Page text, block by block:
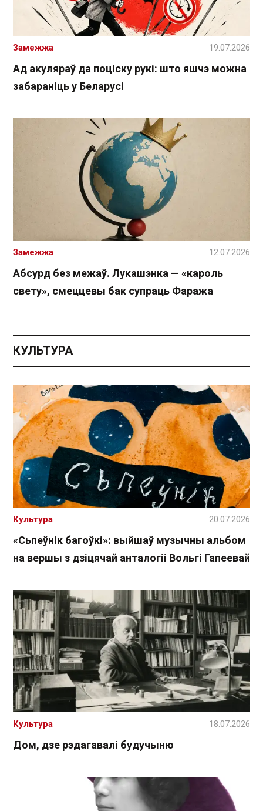
Ад акуляраў да поціску рукі: што яшчэ можна
забараніць у Беларусі
Замежжа 19.07.2026
Абсурд без межаў. Лукашэнка — «кароль
свету», смеццевы бак супраць Фаража
Замежжа 12.07.2026
КУЛЬТУРА
«Сьпеўнік багоўкі»: выйшаў музычны альбом
на вершы з дзіцячай анталогіі Вольгі Гапеевай
Культура 20.07.2026
Дом, дзе рэдагавалі будучыню
Культура 18.07.2026